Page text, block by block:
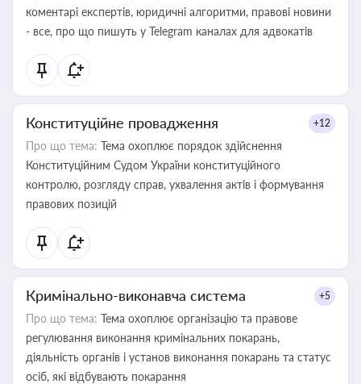
коментарі експертів, юридичні алгоритми, правові новини
- все, про що пишуть у Telegram каналах для адвокатів
Конституційне провадження +12
Про що тема: Тема охоплює порядок здійснення
Конституційним Судом України конституційного
контролю, розгляду справ, ухвалення актів і формування
правових позицій
Кримінально-виконавча система +5
Про що тема: Тема охоплює організацію та правове
регулювання виконання кримінальних покарань,
діяльність органів і установ виконання покарань та статус
осіб, які відбувають покарання